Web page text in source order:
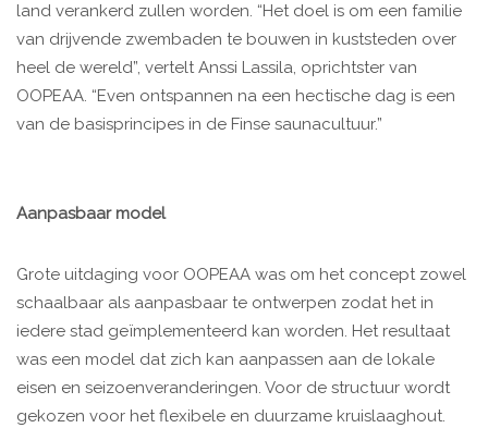
land verankerd zullen worden. “Het doel is om een familie
van drijvende zwembaden te bouwen in kuststeden over
heel de wereld”, vertelt Anssi Lassila, oprichtster van
OOPEAA. “Even ontspannen na een hectische dag is een
van de basisprincipes in de Finse saunacultuur.”
Aanpasbaar model
Grote uitdaging voor OOPEAA was om het concept zowel
schaalbaar als aanpasbaar te ontwerpen zodat het in
iedere stad geïmplementeerd kan worden. Het resultaat
was een model dat zich kan aanpassen aan de lokale
eisen en seizoenveranderingen. Voor de structuur wordt
gekozen voor het flexibele en duurzame kruislaaghout.